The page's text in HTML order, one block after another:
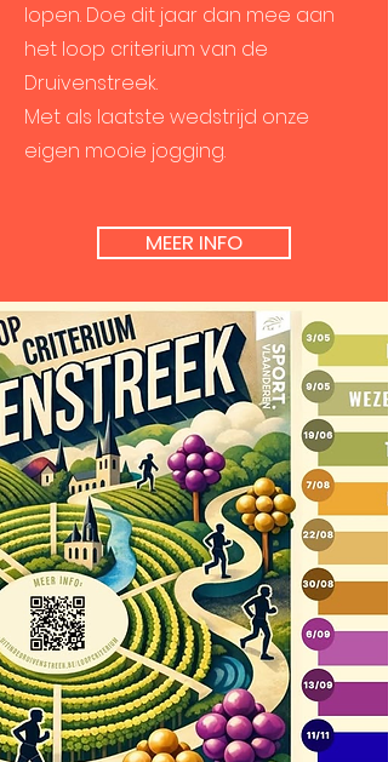
lopen. Doe dit jaar dan mee aan
het loop criterium van de
Druivenstreek.
Met als laatste wedstrijd onze
eigen mooie jogging.
MEER INFO